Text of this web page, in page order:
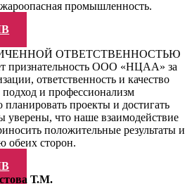
промышленность.
ОТВЕТСТВЕННОСТЬЮ
признательность ООО «НЦАА» за
ответственность и качество
и профессионализм
проекты и достигать
что наше взаимодействие
положительные результаты и
обеих сторон.
Т.М.